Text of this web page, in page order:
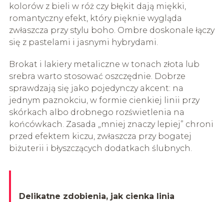
kolorów z bieli w róż czy błękit dają miękki,
romantyczny efekt, który pięknie wygląda
zwłaszcza przy stylu boho. Ombre doskonale łączy
się z pastelami i jasnymi hybrydami.
Brokat i lakiery metaliczne w tonach złota lub
srebra warto stosować oszczędnie. Dobrze
sprawdzają się jako pojedynczy akcent: na
jednym paznokciu, w formie cienkiej linii przy
skórkach albo drobnego rozświetlenia na
końcówkach. Zasada „mniej znaczy lepiej” chroni
przed efektem kiczu, zwłaszcza przy bogatej
biżuterii i błyszczących dodatkach ślubnych.
Delikatne zdobienia, jak cienka linia